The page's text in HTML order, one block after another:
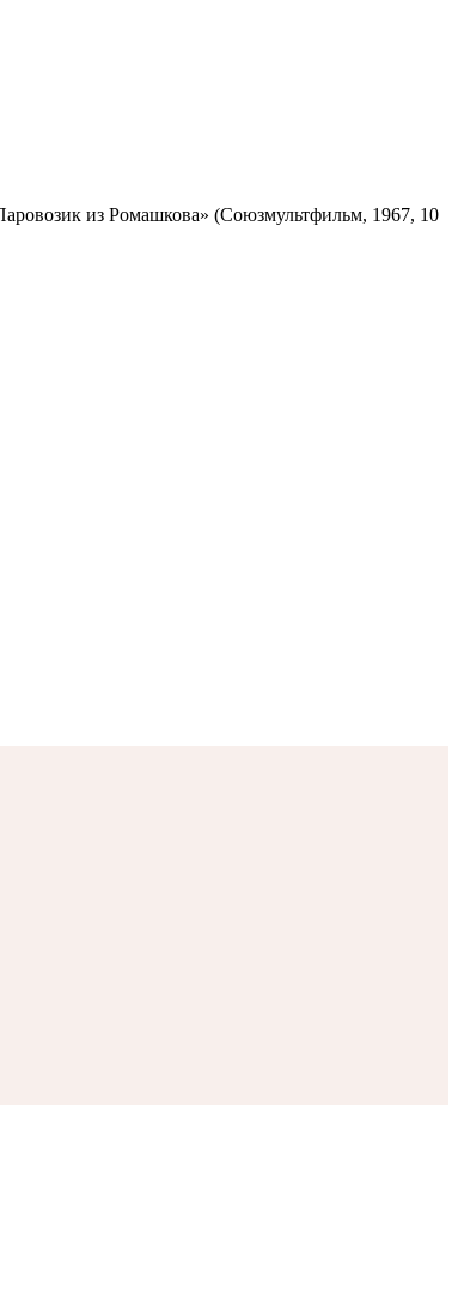
из Ромашкова» (Союзмультфильм, 1967, 10